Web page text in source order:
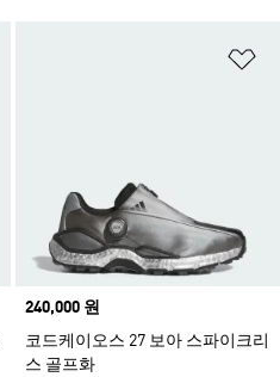
Price
240,000 원
코드케이오스 27 보아 스파이크리
스 골프화